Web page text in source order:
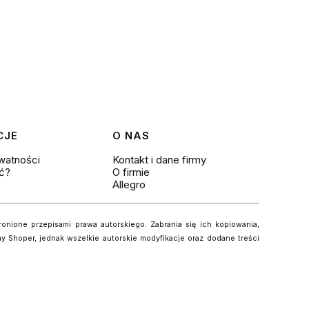
O NAS
Kontakt i dane firmy
O firmie
Allegro
przepisami prawa autorskiego. Zabrania się ich kopiowania,
Shoper, jednak wszelkie autorskie modyfikacje oraz dodane treści